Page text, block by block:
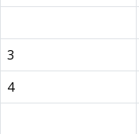
3
4